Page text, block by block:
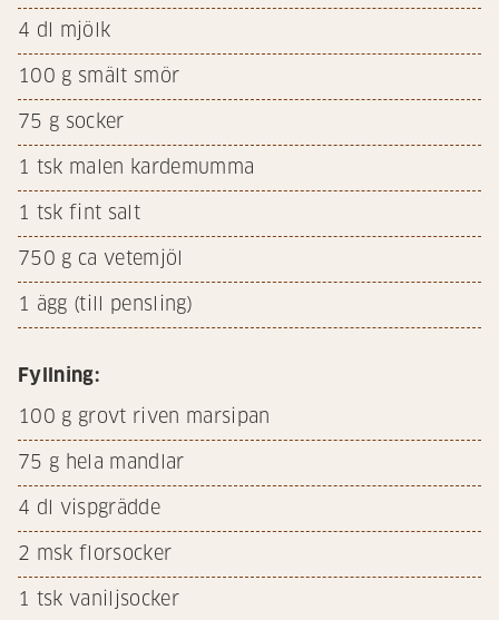
4 dl mjölk
100 g smält smör
75 g socker
1 tsk malen kardemumma
1 tsk fint salt
750 g ca vetemjöl
1 ägg (till pensling)
Fyllning:
100 g grovt riven marsipan
75 g hela mandlar
4 dl vispgrädde
2 msk florsocker
1 tsk vaniljsocker